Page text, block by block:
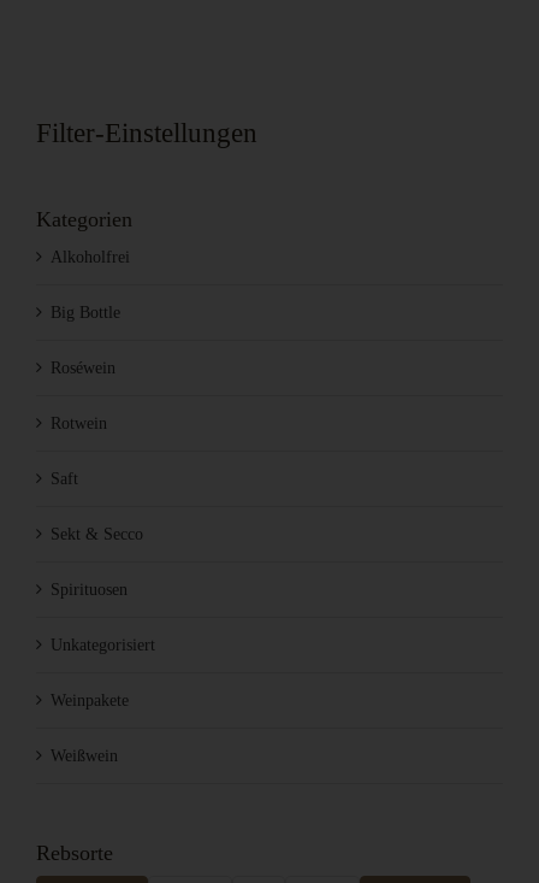
Filter-Einstellungen
Kategorien
Alkoholfrei
Big Bottle
Roséwein
Rotwein
Saft
Sekt & Secco
Spirituosen
Unkategorisiert
Weinpakete
Weißwein
Rebsorte